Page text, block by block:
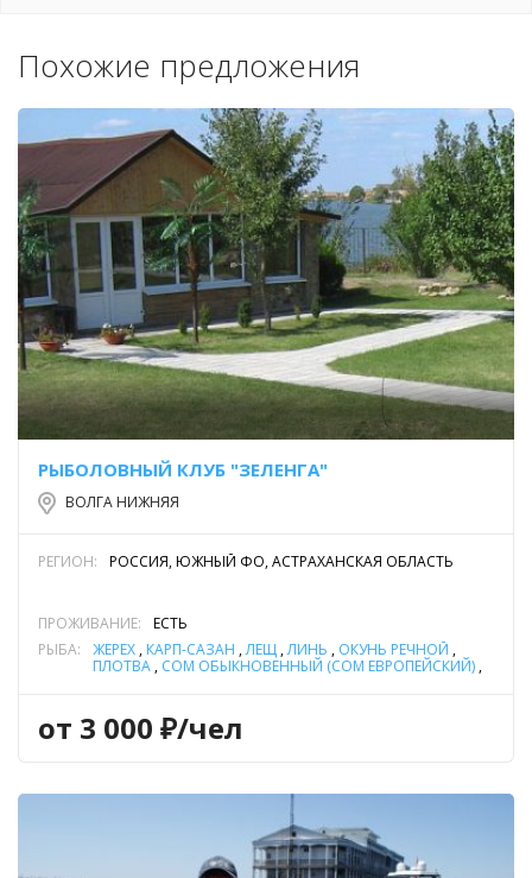
Похожие предложения
РЫБОЛОВНЫЙ КЛУБ "ЗЕЛЕНГА"
ВОЛГА НИЖНЯЯ
РЕГИОН: РОССИЯ, ЮЖНЫЙ ФО, АСТРАХАНСКАЯ ОБЛАСТЬ
ПРОЖИВАНИЕ:
ЕСТЬ
РЫБА:
ЖЕРЕХ , КАРП-САЗАН ,ЛЕЩ ,ЛИНЬ , ОКУНЬ РЕЧНОЙ ,
ПЛОТВА , СОМ ОБЫКНОВЕННЫЙ (СОМ ЕВРОПЕЙСКИЙ) ,
от 3 000 ₽/чел